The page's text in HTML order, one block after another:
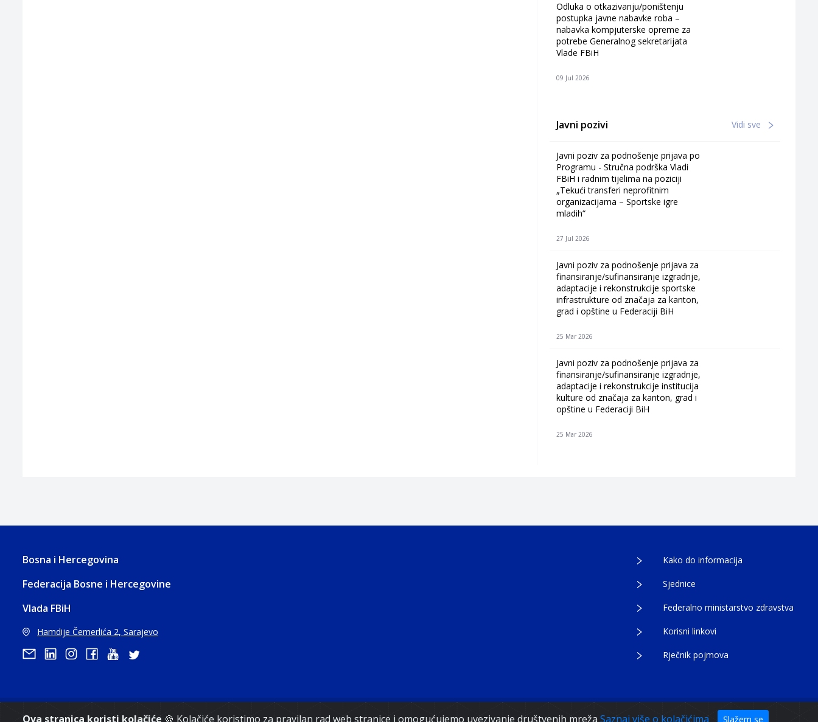
Ova stranica koristi kolačiće 🍪 Kolačiće koristimo za pravilan rad web stranice i omogućujemo uvezivanje društvenih mreža Saznaj više o kolačićima Slažem se
Odluka o otkazivanju/poništenju
postupka javne nabavke roba –
nabavka kompjuterske opreme za
potrebe Generalnog sekretarijata
Vlade FBiH
09 Jul 2026
Javni pozivi Vidi sve
Javni poziv za podnošenje prijava po
Programu - Stručna podrška Vladi
FBiH i radnim tijelima na poziciji
„Tekući transferi neprofitnim
organizacijama – Sportske igre
mladih“
27 Jul 2026
Javni poziv za podnošenje prijava za
finansiranje/sufinansiranje izgradnje,
adaptacije i rekonstrukcije sportske
infrastrukture od značaja za kanton,
grad i opštine u Federaciji BiH
25 Mar 2026
Javni poziv za podnošenje prijava za
finansiranje/sufinansiranje izgradnje,
adaptacije i rekonstrukcije institucija
kulture od značaja za kanton, grad i
opštine u Federaciji BiH
25 Mar 2026
Bosna i Hercegovina
Federacija Bosne i Hercegovine
Vlada FBiH
Hamdije Čemerlića 2, Sarajevo
Kako do informacija
Sjednice
Federalno ministarstvo zdravstva
Korisni linkovi
Rječnik pojmova
Copyright 2021. Vlada Federacije Bosne i Hercegovine